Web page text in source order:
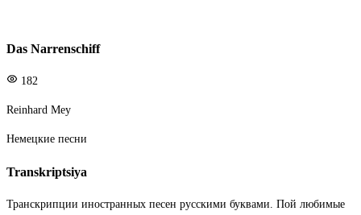
Das Narrenschiff
182
Reinhard Mey
Немецкие песни
Transkriptsiya
Транскрипции иностранных песен русскими буквами. Пой любимые